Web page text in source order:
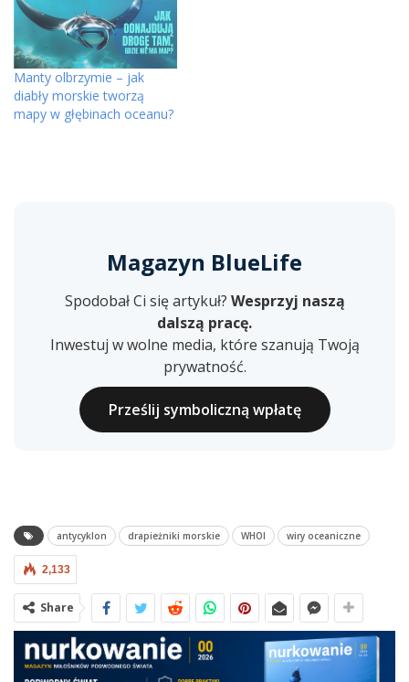
Manty olbrzymie – jak
diabły morskie tworzą
mapy w głębinach oceanu?
Magazyn BlueLife
Spodobał Ci się artykuł? Wesprzyj naszą
dalszą pracę.
Inwestuj w wolne media, które szanują Twoją
prywatność.
Prześlij symboliczną wpłatę
antycyklon drapieżniki morskie WHOI wiry oceaniczne
2,133
Share